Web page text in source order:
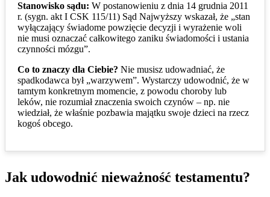
Stanowisko sądu: W postanowieniu z dnia 14 grudnia 2011
r. (sygn. akt I CSK 115/11) Sąd Najwyższy wskazał, że „stan
wyłączający świadome powzięcie decyzji i wyrażenie woli
nie musi oznaczać całkowitego zaniku świadomości i ustania
czynności mózgu”.
Co to znaczy dla Ciebie? Nie musisz udowadniać, że
spadkodawca był „warzywem”. Wystarczy udowodnić, że w
tamtym konkretnym momencie, z powodu choroby lub
leków, nie rozumiał znaczenia swoich czynów – np. nie
wiedział, że właśnie pozbawia majątku swoje dzieci na rzecz
kogoś obcego.
Jak udowodnić nieważność testamentu?